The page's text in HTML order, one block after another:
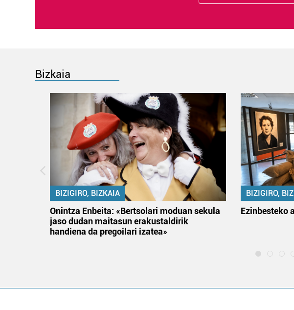
Bizkaia
BIZIGIRO, BIZKAIA
Onintza Enbeita: «Bertsolari moduan sekula
jaso dudan maitasun erakustaldirik
handiena da pregoilari izatea»
BIZIGIRO,
Ezinbesteko